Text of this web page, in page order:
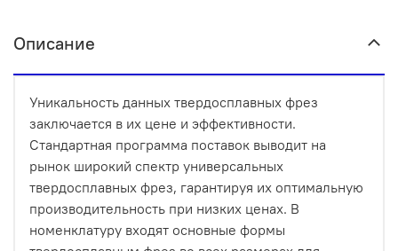
Описание
Уникальность данных твердосплавных фрез
заключается в их цене и эффективности.
Стандартная программа поставок выводит на
рынок широкий спектр универсальных
твердосплавных фрез, гарантируя их оптимальную
производительность при низких ценах. В
номенклатуру входят основные формы